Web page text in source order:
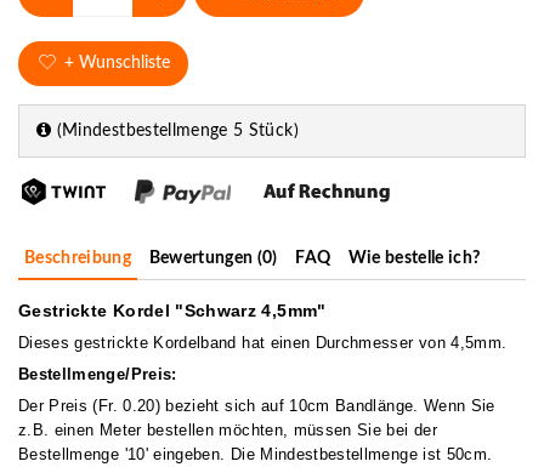
+ Wunschliste
(Mindestbestellmenge 5 Stück)
Beschreibung Bewertungen (0) FAQ Wie bestelle ich?
Gestrickte Kordel "Schwarz 4,5mm"
Dieses gestrickte Kordelband hat einen Durchmesser von 4,5mm.
Bestellmenge/Preis:
Der Preis (Fr. 0.20) bezieht sich auf 10cm Bandlänge. Wenn Sie
z.B. einen Meter bestellen möchten, müssen Sie bei der
Bestellmenge '10' eingeben. Die Mindestbestellmenge ist 50cm.